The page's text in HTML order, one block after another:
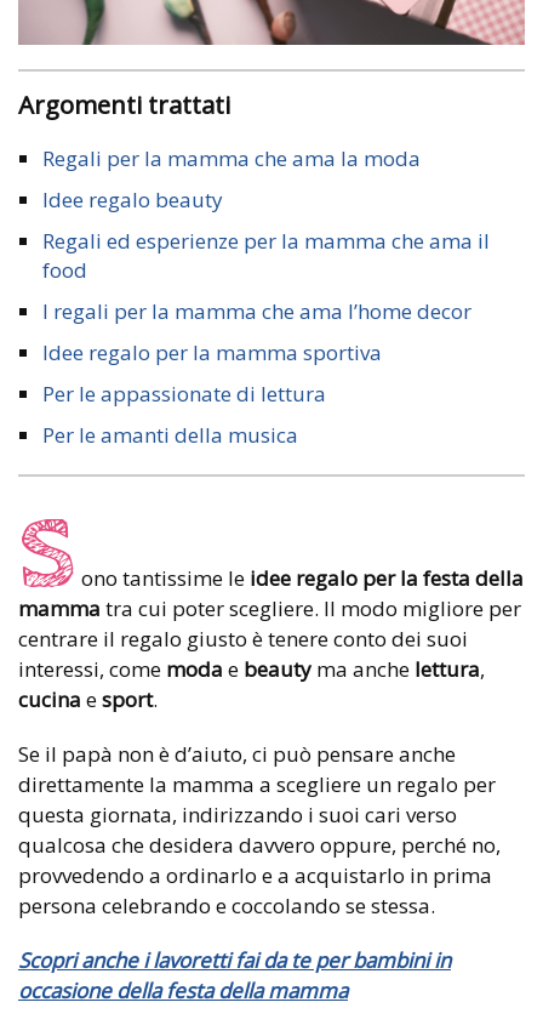
Argomenti trattati
Regali per la mamma che ama la moda
Idee regalo beauty
Regali ed esperienze per la mamma che ama il
food
I regali per la mamma che ama l’home decor
Idee regalo per la mamma sportiva
Per le appassionate di lettura
Per le amanti della musica
S ono tantissime le idee regalo per la festa della
mamma tra cui poter scegliere. Il modo migliore per
centrare il regalo giusto è tenere conto dei suoi
interessi, come moda e beauty ma anche lettura,
cucina esport.
Se il papà non è d’aiuto, ci può pensare anche
direttamente la mamma a scegliere un regalo per
questa giornata, indirizzando i suoi cari verso
qualcosa che desidera davvero oppure, perché no,
provvedendo a ordinarlo e a acquistarlo in prima
persona celebrando e coccolando se stessa.
Scopri anche i lavoretti fai da te per bambini in
occasione della festa della mamma